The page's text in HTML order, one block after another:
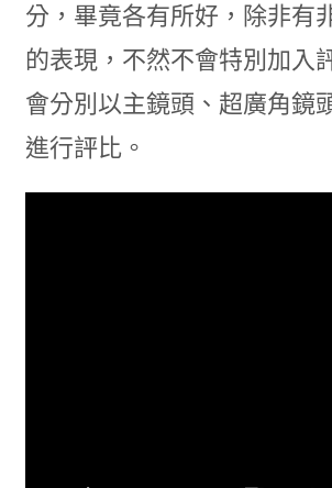
分，畢竟各有所好，除非有
的表現，不然不會特別加入
會分別以主鏡頭、超廣角鏡
進行評比。